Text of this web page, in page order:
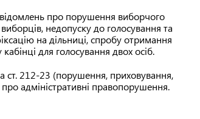
про порушення виборчого
недопуску до голосування та
на дільниці, спробу отримання
для голосування двох осіб.
ст. 212-23 (порушення, приховування,
адміністративні правопорушення.